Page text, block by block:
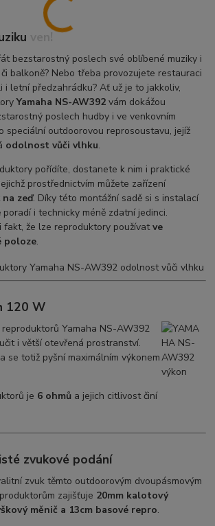
ven!
bezstarostný poslech své oblíbené muziky i
balkoně? Nebo třeba provozujete restauraci
i letní předzahrádku? Ať už je to jakkoliv,
Yamaha NS-AW392 vám dokážou
poslech hudby i ve venkovním
speciální outdoorovou reprosoustavu, jejíž
odolnost vůči vlhku.
pořídíte, dostanete k nim i praktické
prostřednictvím můžete zařízení
na zeď. Díky této montážní sadě si s instalací
i technicky méně zdatní jedinci.
fakt, že lze reproduktory používatve
poloze.
120 W
reproduktorů Yamaha NS-AW392
i větší otevřená prostranství.
se totiž pyšní maximálním výkonem
je 6 ohmů a jejich citlivost činí
zvukové podání
zvuk těmto outdoorovým dvoupásmovým
zajišťuje 20mm kalotový
měnič a 13cm basové repro.